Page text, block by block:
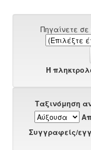
Πηγαίνετε σε
Ή
Ταξινόμηση
Συγγραφείς/